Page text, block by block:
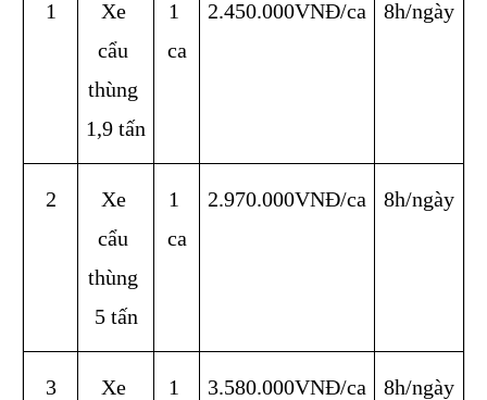
1
Xe
cẩu
thùng
1,9 tấn
1
ca
2.450.000VNĐ/ca 8h/ngày
2
Xe
cẩu
thùng
5 tấn
1
ca
2.970.000VNĐ/ca 8h/ngày
3
Xe
1
3.580.000VNĐ/ca 8h/ngày